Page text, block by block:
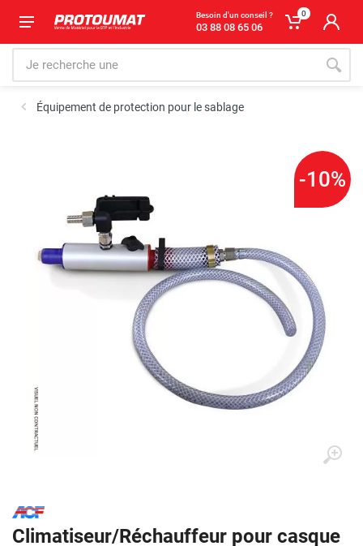
Besoin d'un conseil ?
03 88 08 65 06
0
Équipement de protection pour le sablage
-10%
Climatiseur/Réchauffeur pour casque